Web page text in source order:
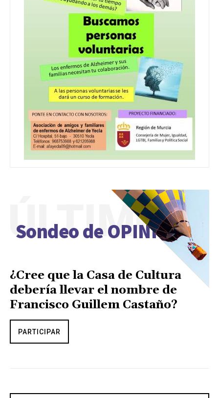
Sondeo de OPINIÓN
ÚLTIMO
¿Cree que la Casa de Cultura
debería llevar el nombre de
Francisco Guillem Castaño?
PARTICIPAR